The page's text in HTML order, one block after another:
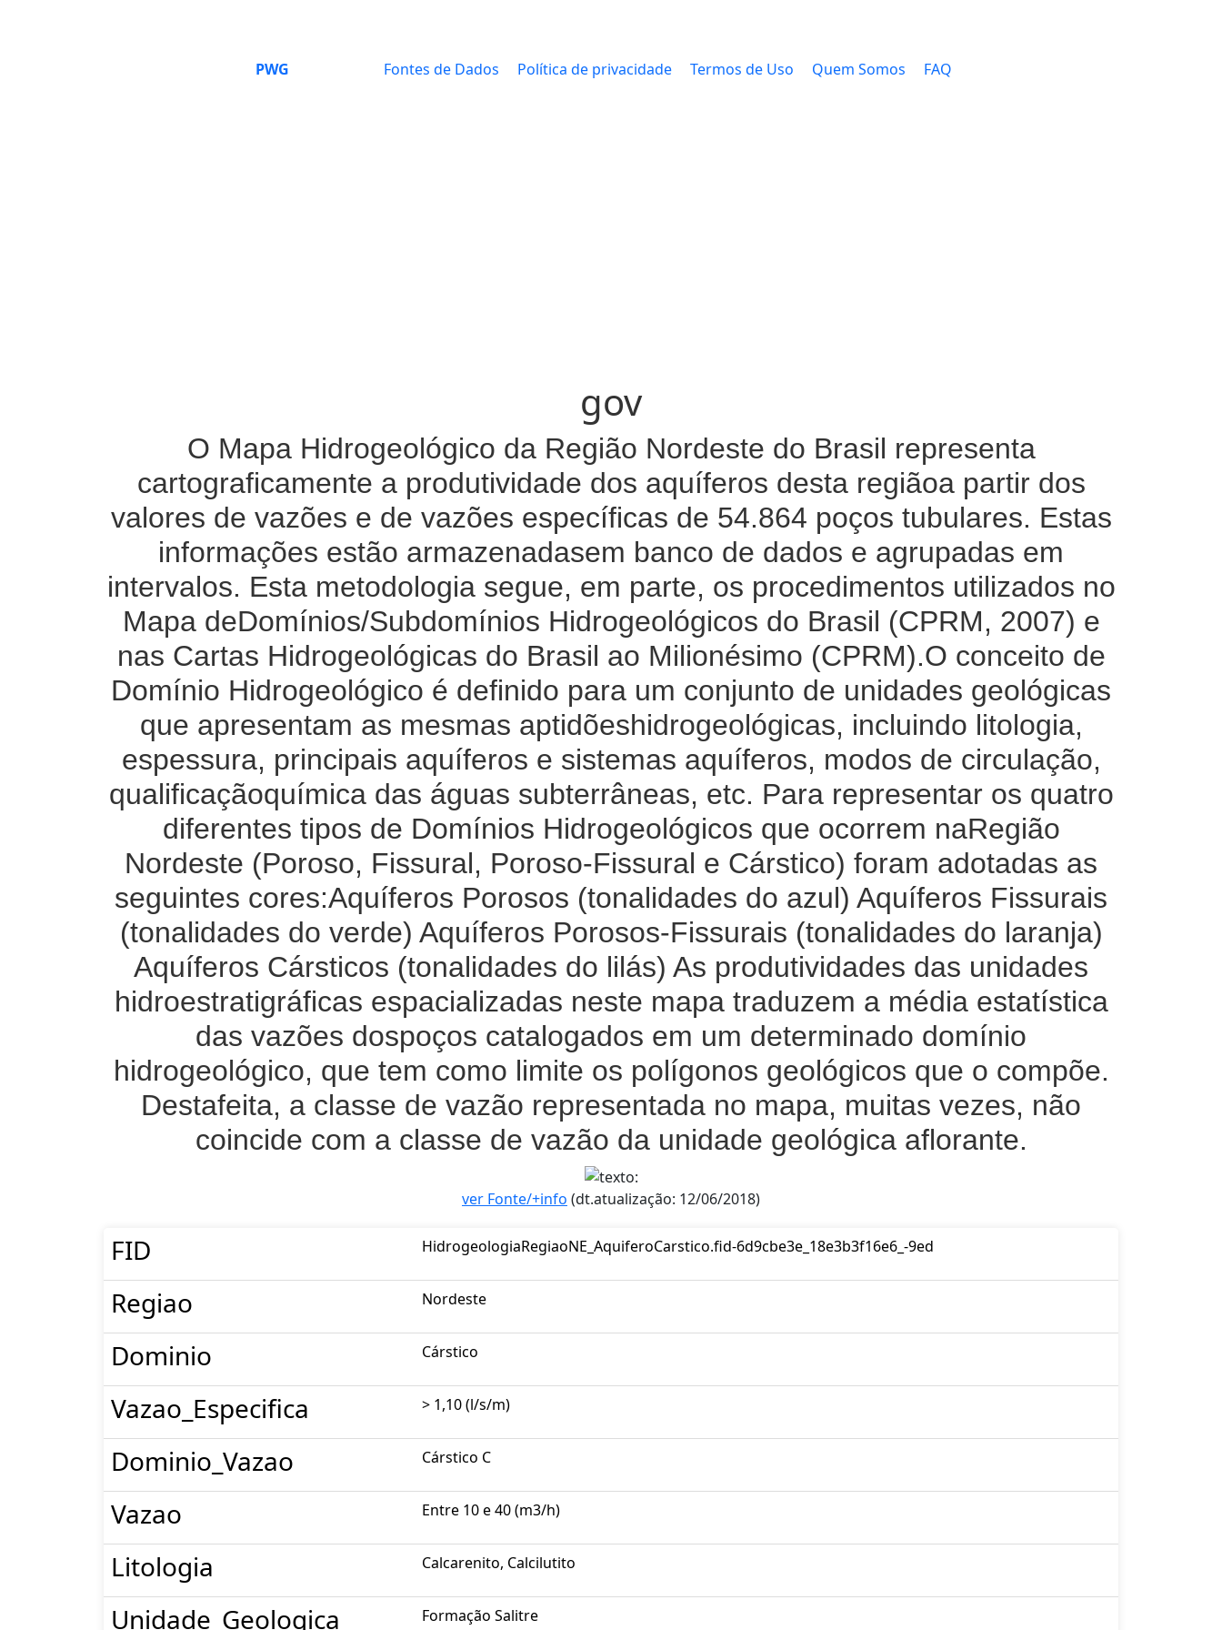
PWG Fontes de Dados Política de privacidade Termos de Uso Quem Somos FAQ
gov
O Mapa Hidrogeológico da Região Nordeste do Brasil representa
cartograficamente a produtividade dos aquíferos desta regiãoa partir dos
valores de vazões e de vazões específicas de 54.864 poços tubulares. Estas
informações estão armazenadasem banco de dados e agrupadas em
intervalos. Esta metodologia segue, em parte, os procedimentos utilizados no
Mapa deDomínios/Subdomínios Hidrogeológicos do Brasil (CPRM, 2007) e
nas Cartas Hidrogeológicas do Brasil ao Milionésimo (CPRM).O conceito de
Domínio Hidrogeológico é definido para um conjunto de unidades geológicas
que apresentam as mesmas aptidõeshidrogeológicas, incluindo litologia,
espessura, principais aquíferos e sistemas aquíferos, modos de circulação,
qualificaçãoquímica das águas subterrâneas, etc. Para representar os quatro
diferentes tipos de Domínios Hidrogeológicos que ocorrem naRegião
Nordeste (Poroso, Fissural, Poroso-Fissural e Cárstico) foram adotadas as
seguintes cores:Aquíferos Porosos (tonalidades do azul) Aquíferos Fissurais
(tonalidades do verde) Aquíferos Porosos-Fissurais (tonalidades do laranja)
Aquíferos Cársticos (tonalidades do lilás) As produtividades das unidades
hidroestratigráficas espacializadas neste mapa traduzem a média estatística
das vazões dospoços catalogados em um determinado domínio
hidrogeológico, que tem como limite os polígonos geológicos que o compõe.
Destafeita, a classe de vazão representada no mapa, muitas vezes, não
coincide com a classe de vazão da unidade geológica aflorante.
ver Fonte/+info (dt.atualização: 12/06/2018)
FID HidrogeologiaRegiaoNE_AquiferoCarstico.fid-6d9cbe3e_18e3b3f16e6_-9ed
Regiao Nordeste
Dominio Cárstico
Vazao_Especifica > 1,10 (l/s/m)
Dominio_Vazao Cárstico C
Vazao Entre 10 e 40 (m3/h)
Litologia Calcarenito, Calcilutito
Unidade_Geologica Formação Salitre